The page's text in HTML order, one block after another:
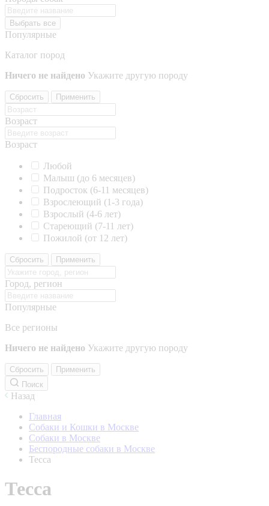
Выбрать все
Популярные
Каталог пород
Ничего не найдено Укажите другую породу
Сбросить Применить
Возраст
Возраст
Любой
Малыш (до 6 месяцев)
Подросток (6-11 месяцев)
Взрослеющий (1-3 года)
Взрослый (4-6 лет)
Стареющий (7-11 лет)
Пожилой (от 12 лет)
Сбросить Применить
Город, регион
Популярные
Все регионы
Ничего не найдено Укажите другую породу
Сбросить
Применить
Поиск
Назад
Главная
Собаки и Кошки в Москве
Собаки в Москве
Беспородные собаки в Москве
Тесса
Тесса